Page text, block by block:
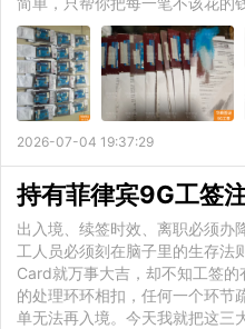
2026-07-04 19:37:29
出入境、续签时效、离职必须办
工人员必须刻在脑子里的生存法
Card就万事大吉，却不知工签
的处理环环相扣，任何一个环节
单无法再入境。今天我就把这三